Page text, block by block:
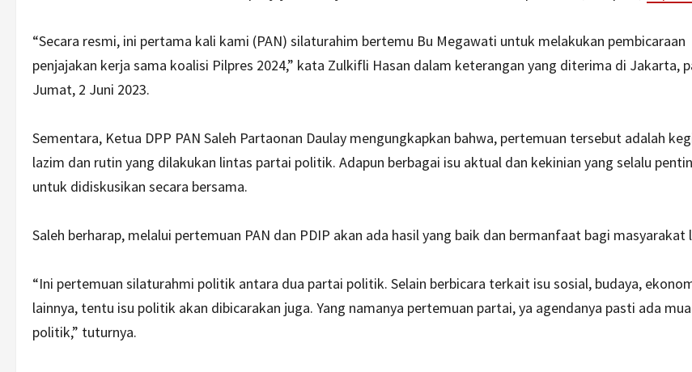
“Secara resmi, ini pertama kali kami (PAN) silaturahim bertemu Bu Megawati untuk melakukan pembicaraan
penjajakan kerja sama koalisi Pilpres 2024,” kata Zulkifli Hasan dalam keterangan yang diterima di Jakarta,
Jumat, 2 Juni 2023.
Sementara, Ketua DPP PAN Saleh Partaonan Daulay mengungkapkan bahwa, pertemuan tersebut adalah
lazim dan rutin yang dilakukan lintas partai politik. Adapun berbagai isu aktual dan kekinian yang selalu
untuk didiskusikan secara bersama.
Saleh berharap, melalui pertemuan PAN dan PDIP akan ada hasil yang baik dan bermanfaat bagi masyarakat
“Ini pertemuan silaturahmi politik antara dua partai politik. Selain berbicara terkait isu sosial, budaya,
lainnya, tentu isu politik akan dibicarakan juga. Yang namanya pertemuan partai, ya agendanya pasti ada
politik,” tuturnya.